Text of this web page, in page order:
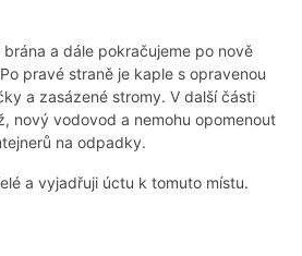
a dále pokračujeme po nově
pravé straně je kaple s opravenou
a zasázené stromy. V další části
nový vodovod a nemohu opomenout
na odpadky.
a vyjadřuji úctu k tomuto místu.